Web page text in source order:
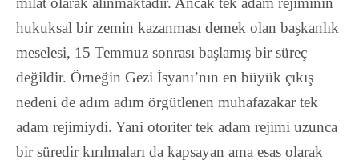
hukuksal bir zemin kazanması demek olan başkanlık
meselesi, 15 Temmuz sonrası başlamış bir süreç
değildir. Örneğin Gezi İsyanı’nın en büyük çıkış
nedeni de adım adım örgütlenen muhafazakar tek
adam rejimiydi. Yani otoriter tek adam rejimi uzunca
bir süredir kırılmaları da kapsayan ama esas olarak